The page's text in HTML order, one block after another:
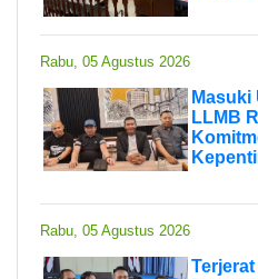
Rabu, 05 Agustus 2026
Masuki
LLMB
Rabu, 05 Agustus 2026